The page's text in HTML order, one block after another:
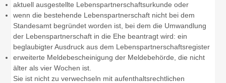
aktuell ausgestellte Lebenspartnerschaftsurkunde oder
wenn die bestehende Lebenspartnerschaft nicht bei dem
Standesamt begründet worden ist, bei dem die Umwandlung
der Lebenspartnerschaft in die Ehe beantragt wird: ein
beglaubigter Ausdruck aus dem Lebenspartnerschaftsregister
erweiterte Meldebescheinigung der Meldebehörde, die nicht
älter als vier Wochen ist.
Sie ist nicht zu verwechseln mit aufenthaltsrechtlichen